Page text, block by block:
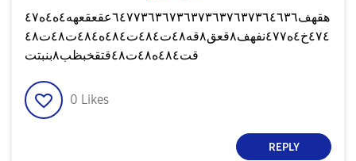
هقهف٦٤٧٧٣٦٣٦٧٣٦٣٧٣٦٣٧٦٣٧٣٦٤٦٣٦عقعقعهه٤ه٤ه٤٧
٤٧٤خ٤ه٤٧٧نفهف٨قعق٨قه٤٨ت٤٨٤ت٤٨٤ه٤٨٤ت٤٨ت٤٨
قت٤٨٤ه٤٨ت٤٨قتقخبظب٨بنبتت
0 Likes
REPLY